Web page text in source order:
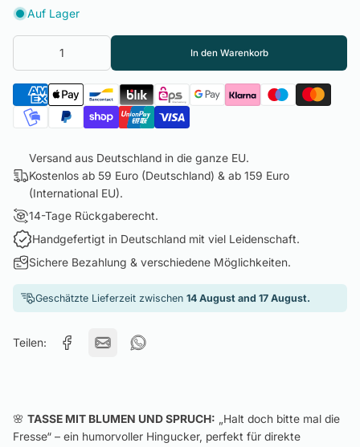
Auf Lager
In den Warenkorb
Versand aus Deutschland in die ganze EU.
Kostenlos ab 59 Euro (Deutschland) & ab 159 Euro
(International EU).
14-Tage Rückgaberecht.
Handgefertigt in Deutschland mit viel Leidenschaft.
Sichere Bezahlung & verschiedene Möglichkeiten.
Geschätzte Lieferzeit zwischen 14 August and 17 August.
Teilen:
🌸 TASSE MIT BLUMEN UND SPRUCH: „Halt doch bitte mal die
Fresse“ – ein humorvoller Hingucker, perfekt für direkte